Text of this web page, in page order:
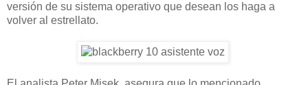
versión de su sistema operativo que desean los haga a
volver al estrellato.